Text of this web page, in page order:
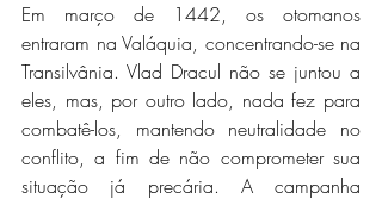
Em março de 1442, os otomanos
entraram na Valáquia, concentrando-se na
Transilvânia. Vlad Dracul não se juntou a
eles, mas, por outro lado, nada fez para
combatê-los, mantendo neutralidade no
conflito, a fim de não comprometer sua
situação já precária. A campanha